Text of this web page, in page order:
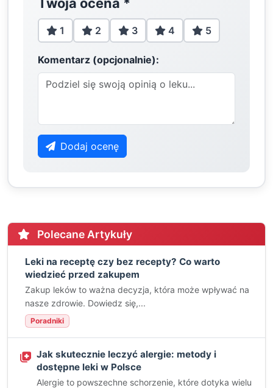
1 2 3 4 5
Komentarz (opcjonalnie):
Dodaj ocenę
Polecane Artykuły
Leki na receptę czy bez recepty? Co warto
wiedzieć przed zakupem
Zakup leków to ważna decyzja, która może wpływać na
nasze zdrowie. Dowiedz się,...
Poradniki
Jak skutecznie leczyć alergie: metody i
dostępne leki w Polsce
Alergie to powszechne schorzenie, które dotyka wielu